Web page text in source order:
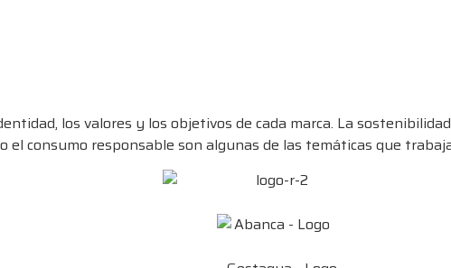
los valores y los objetivos de cada marca. La
el consumo responsable son algunas de las temáticas que